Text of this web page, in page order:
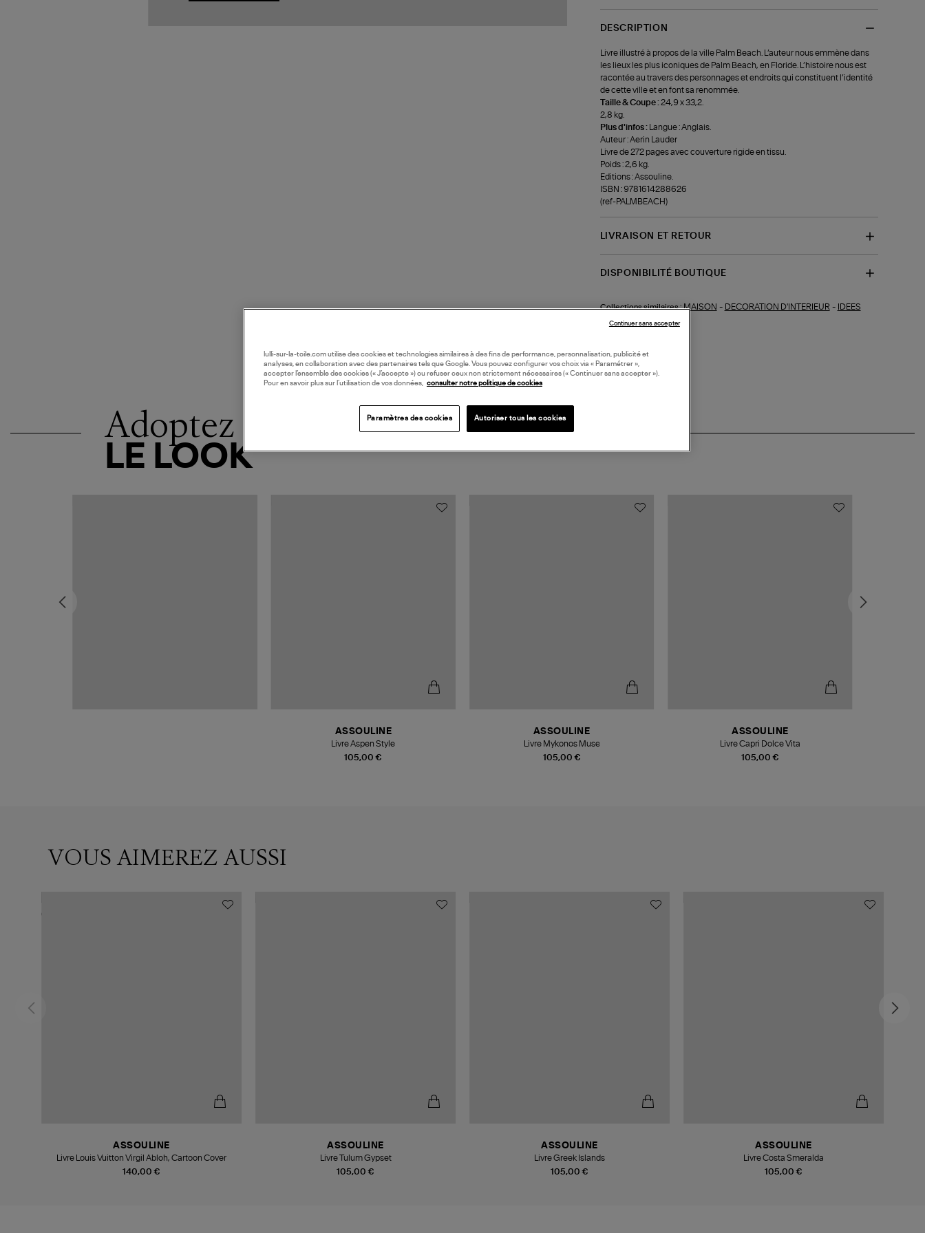
DESCRIPTION
Livre illustré à propos de la ville Palm Beach. L’auteur nous emmène dans
les lieux les plus iconiques de Palm Beach, en Floride. L’histoire nous est
racontée au travers des personnages et endroits qui constituent l’identité
de cette ville et en font sa renommée.
Taille & Coupe :24,9 x 33,2.
2,8 kg.
Plus d'infos :
Langue : Anglais.
Auteur : Aerin Lauder
Livre de 272 pages avec couverture rigide en tissu.
Poids : 2,6 kg.
Editions : Assouline.
ISBN : 9781614288626
(ref-PALMBEACH)
LIVRAISON ET RETOUR
DISPONIBILITÉ BOUTIQUE
Collections similaires :MAISON - DECORATION D'INTERIEUR-
IDEES
CADEAUX
Adoptez
LE LOOK
105,00 €
ASSOULINE
Livre Aspen Style
105,00 €
ASSOULINE
Livre Mykonos Muse
105,00 €
ASSOULINE
Livre Capri Dolce Vita
VOUS AIMEREZ AUSSI
140,00 €
ASSOULINE
Livre Louis Vuitton Virgil Abloh, Cartoon Cover
105,00 €
ASSOULINE
Livre Tulum Gypset
105,00 €
ASSOULINE
Livre Greek Islands
105,00 €
ASSOULINE
Livre Costa Smeralda
lulli-sur-la-toile.com utilise des cookies et technologies similaires à des fins de performance, personnalisation, publicité et
analyses, en collaboration avec des partenaires tels que Google. Vous pouvez configurer vos choix via « Paramétrer »,
accepter l’ensemble des cookies (« J’accepte ») ou refuser ceux non strictement nécessaires (« Continuer sans accepter »).
Pour en savoir plus sur l’utilisation de vos données, consulter notre politique de cookies
Paramètres des cookies Autoriser tous les cookies
Continuer sans accepter